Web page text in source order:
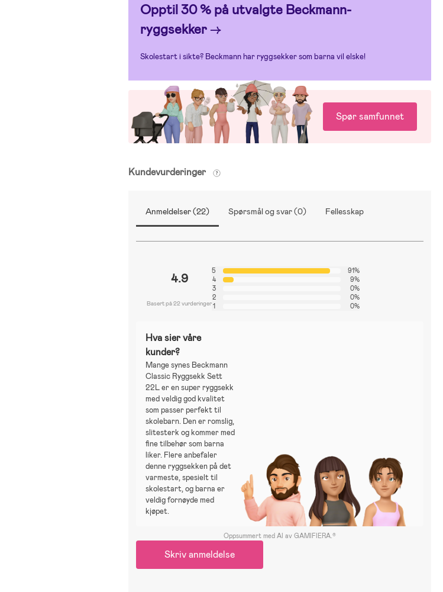
Opptil 30 % på utvalgte Beckmann-
ryggsekker →
Skolestart i sikte? Beckmann har ryggsekker som barna vil elske!
Spør samfunnet
Kundevurderinger
Anmeldelser (22) Spørsmål og svar (0) Fellesskap
4.9
Basert på 22 vurderinger
5
91%
4
9%
3
0%
2
0%
1
0%
Hva sier våre
kunder?
Mange synes Beckmann
Classic Ryggsekk Sett
22L er en super ryggsekk
med veldig god kvalitet
som passer perfekt til
skolebarn. Den er romslig,
slitesterk og kommer med
fine tilbehør som barna
liker. Flere anbefaler
denne ryggsekken på det
varmeste, spesielt til
skolestart, og barna er
veldig fornøyde med
kjøpet.
Oppsummert med AI av GAMIFIERA.®
Skriv anmeldelse